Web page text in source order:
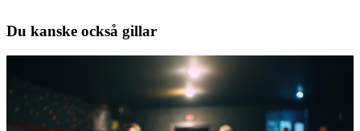
Du kanske också gillar